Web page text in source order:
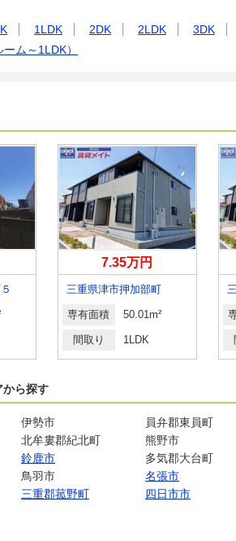
1LDK 2DK 2LDK 3DK
ム～1LDK）
7.35万円
三重県津市押加部町
専有面積 50.01m²
間取り 1LDK
から探す
伊勢市 員弁郡東員町
北牟婁郡紀北町 熊野市
鈴鹿市 多気郡大台町
鳥羽市 名張市
三重郡菰野町 四日市市